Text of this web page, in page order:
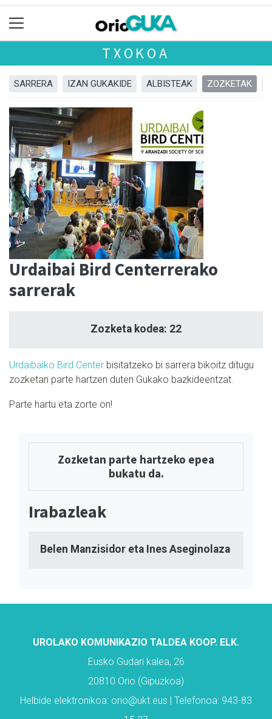
TXOKOA
SARRERA IZAN GUKAKIDE ALBISTEAK ZOZKETAK
Urdaibai Bird Centerrerako
sarrerak
Zozketa kodea: 22
Urdaibaiko Bird Center bisitatzeko bi sarrera bikoitz ditugu
zozketan parte hartzen duten Gukako bazkideentzat.
Parte hartu eta zorte on!
Zozketan parte hartzeko epea
bukatu da.
Irabazleak
Belen Manzisidor eta Ines Aseginolaza
UROLAKO KOMUNIKAZIO TALDEA KOOP. ELK.
Eusko Gudari kalea, 26
20810 Orio (Gipuzkoa)
Helbide elektronikoa: orio@ukt.eus | Telefonoa: 943-83